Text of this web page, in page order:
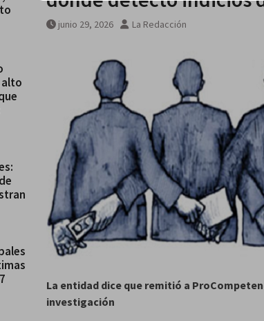
viernes 7 de agosto
junio 29, 2026 La Redacción
La entidad dice que remitió a
investigación
alto